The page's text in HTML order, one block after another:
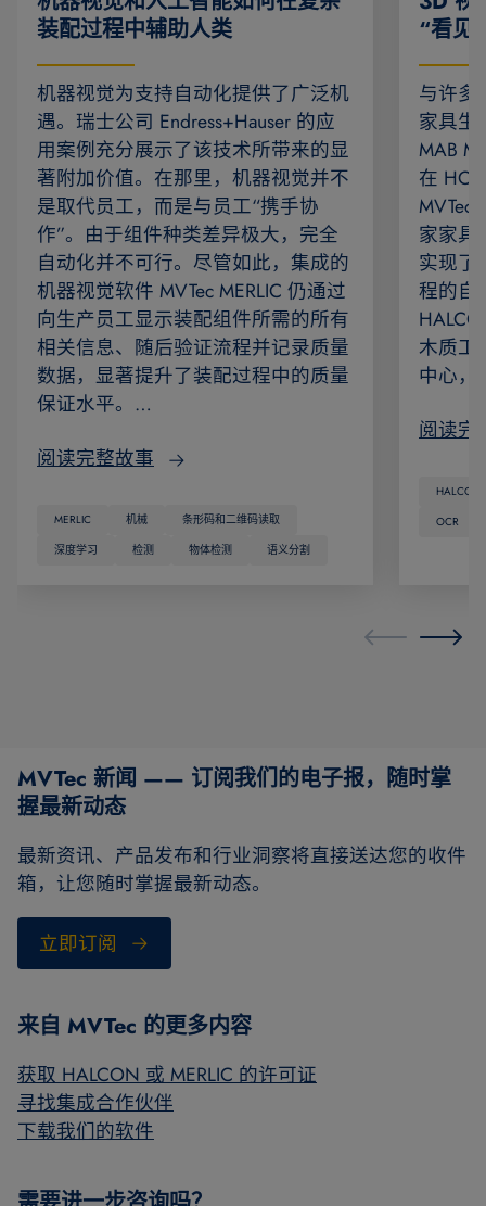
装配过程中辅助人类
机器视觉为支持自动化提供了广泛机
遇。瑞士公司 Endress+Hauser 的应
用案例充分展示了该技术所带来的显
著附加价值。在那里，机器视觉并不
是取代员工，而是与员工“携手协
作”。由于组件种类差异极大，完全
自动化并不可行。尽管如此，集成的
机器视觉软件 MVTec MERLIC 仍通过
向生产员工显示装配组件所需的所有
相关信息、随后验证流程并记录质量
数据，显著提升了装配过程中的质量
保证水平。…
阅读完整故事
MERLIC 机械
条形码和二维码读取
深度学习
检测 物体检测 语义分割
“看见
与许多
家具生
MAB
在
MVTec
家家具
实现了
程的自
木质工
中心，
阅读完
HALCON
OCR
MVTec 新闻 —— 订阅我们的电子报，随时掌
握最新动态
最新资讯、产品发布和行业洞察将直接送达您的收件
箱，让您随时掌握最新动态。
立即订阅
来自 MVTec 的更多内容
获取 HALCON 或 MERLIC 的许可证
寻找集成合作伙伴
下载我们的软件